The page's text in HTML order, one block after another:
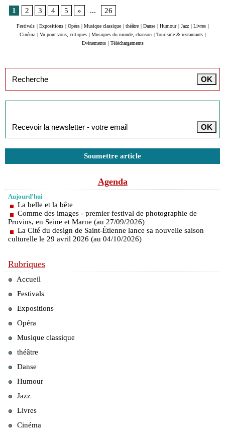
1
2 3 4 5 » ... 26
Festivals | Expositions | Opéra | Musique classique | théâtre | Danse | Humour | Jazz | Livres |
Cinéma | Vu pour vous, critiques | Musiques du monde, chanson | Tourisme & restaurants |
Evénements | Téléchargements
Soumettre article
Agenda
Aujourd'hui
La belle et la bête
Comme des images - premier festival de photographie de
Provins, en Seine et Marne (au 27/09/2026)
La Cité du design de Saint-Étienne lance sa nouvelle saison
culturelle le 29 avril 2026 (au 04/10/2026)
Rubriques
Accueil
Festivals
Expositions
Opéra
Musique classique
théâtre
Danse
Humour
Jazz
Livres
Cinéma